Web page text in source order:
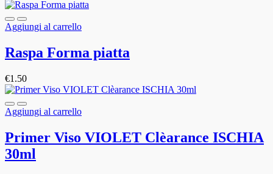
Aggiungi al carrello
Raspa Forma piatta
€1.50
Aggiungi al carrello
Primer Viso VIOLET Clèarance ISCHIA
30ml